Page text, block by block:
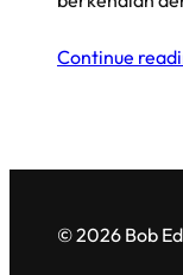
Continue
© 2026 Bob